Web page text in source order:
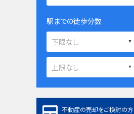
駅までの徒歩分数
不動産の売却をご検討の方